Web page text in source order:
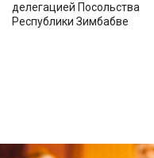
делегацией Посольства
Республики Зимбабве